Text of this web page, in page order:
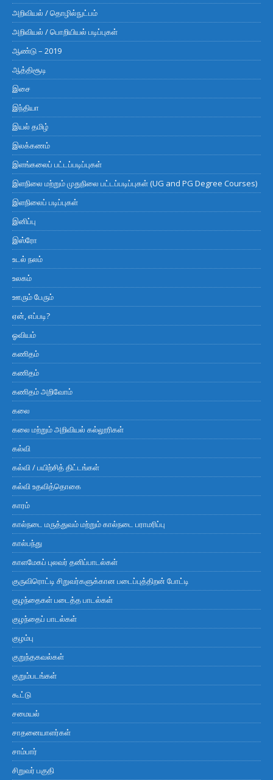
அறிவியல் / தொழில்நுட்பம்
அறிவியல் / பொறியியல் படிப்புகள்
ஆண்டு – 2019
ஆத்திசூடி
இசை
இந்தியா
இயல் தமிழ்
இலக்கணம்
இளங்கலைப் பட்டப்படிப்புகள்
இளநிலை மற்றும் முதுநிலை பட்டப்படிப்புகள் (UG and PG Degree Courses)
இளநிலைப் படிப்புகள்
இனிப்பு
இஸ்ரோ
உடல் நலம்
உலகம்
ஊரும் பேரும்
ஏன், எப்படி?
ஓவியம்
கணிதம்
கணிதம்
கணிதம் அறிவோம்
கலை
கலை மற்றும் அறிவியல் கல்லூரிகள்
கல்வி
கல்வி / பயிற்சித் திட்டங்கள்
கல்வி உதவித்தொகை
காரம்
கால்நடை மருத்துவம் மற்றும் கால்நடை பராமரிப்பு
கால்பந்து
காளமேகப் புலவர் தனிப்பாடல்கள்
குருவிரொட்டி சிறுவர்களுக்கான படைப்புத்திறன் போட்டி
குழந்தைகள் படைத்த பாடல்கள்
குழந்தைப் பாடல்கள்
குழம்பு
குறுந்தகவல்கள்
குறும்படங்கள்
கூட்டு
சமையல்
சாதனையாளர்கள்
சாம்பார்
சிறுவர் பகுதி